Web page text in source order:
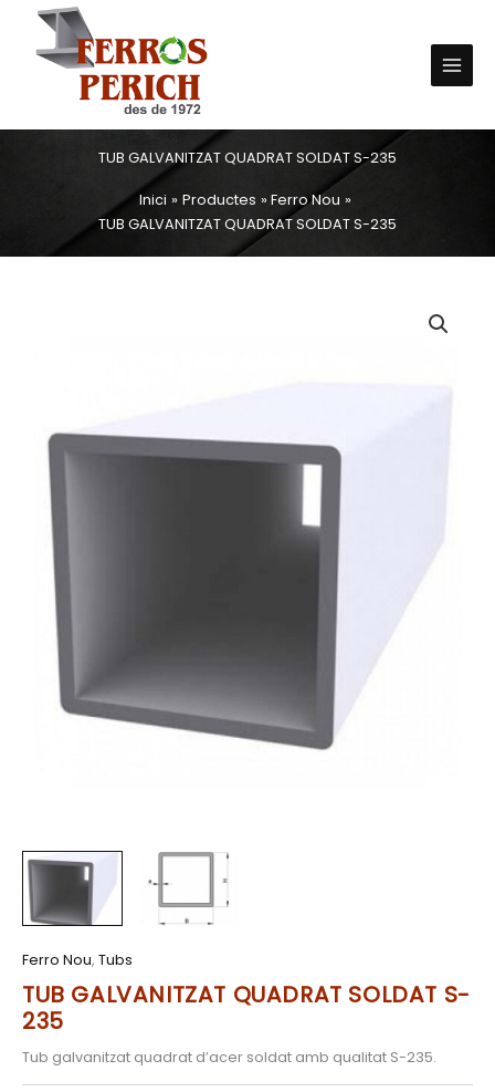
contingut
Menu
TUB GALVANITZAT QUADRAT SOLDAT S-235
Inici Productes
Ferro Nou
TUB GALVANITZAT QUADRAT SOLDAT S-235
Ferro Nou, Tubs
TUB GALVANITZAT QUADRAT SOLDAT S-
235
Tub galvanitzat quadrat d’acer soldat amb qualitat S-235.